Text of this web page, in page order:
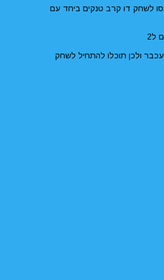
לשחק דו קרב טנקים ביחד עם
ולכן תוכלו להתחיל לשחק